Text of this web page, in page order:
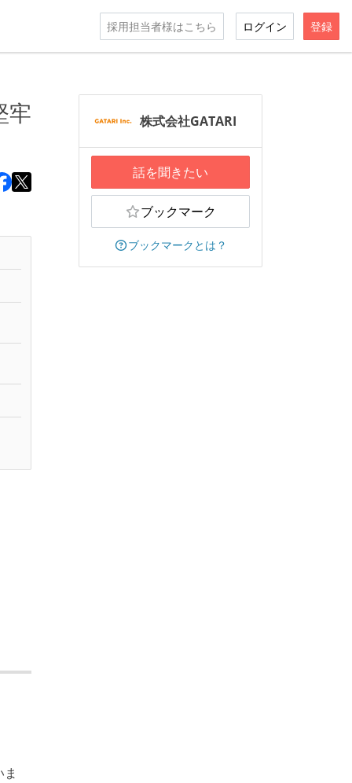
採用担当者様はこちら ログイン 登録
牢
株式会社GATARI
話を聞きたい
ブックマーク
ブックマークとは？